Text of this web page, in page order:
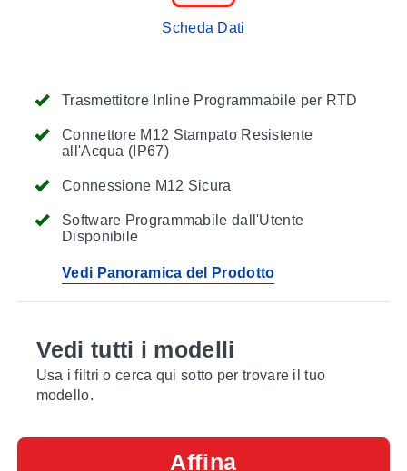
Trasmettitore Inline Programmabile per RTD
Connettore M12 Stampato Resistente
all'Acqua (IP67)
Connessione M12 Sicura
Software Programmabile dall'Utente
Disponibile
Vedi Panoramica del Prodotto
Scheda Dati
Vedi tutti i modelli
Usa i filtri o cerca qui sotto per trovare il tuo
modello.
Affina